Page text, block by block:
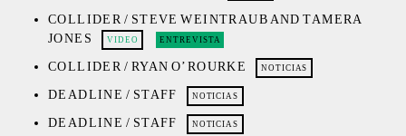
COLLIDER / STEVE WEINTRAUB AND TAMERA
JONES
VIDEO ENTREVISTA
COLLIDER / RYAN O’ROURKE NOTICIAS
DEADLINE / STAFF NOTICIAS
DEADLINE / STAFF NOTICIAS